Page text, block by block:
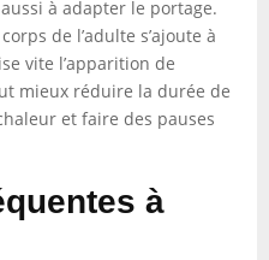
à adapter le portage.
de l’adulte s’ajoute à
vite l’apparition de
mieux réduire la durée de
et faire des pauses
à